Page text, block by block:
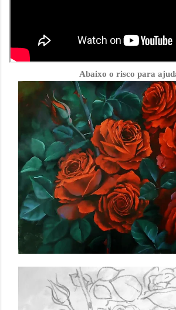
Abaixo o risco para